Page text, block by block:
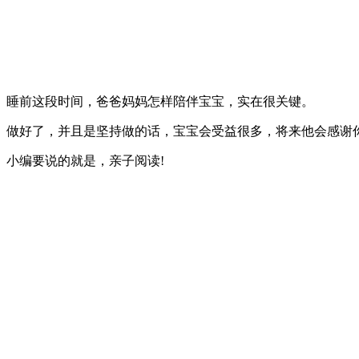
睡前这段时间，爸爸妈妈怎样陪伴宝宝，实在很关键。
做好了，并且是坚持做的话，宝宝会受益很多，将来他会感谢
小编要说的就是，亲子阅读!